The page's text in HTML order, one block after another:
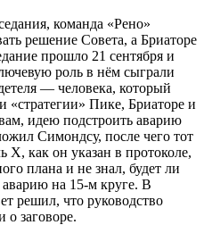
команда «Рено»
решение Совета, а Бриаторе
прошло 21 сентября и
роль в нём сыграли
— человека, который
«стратегии» Пике, Бриаторе и
идею подстроить аварию
Симондсу, после чего тот
Х, как он указан в протоколе,
плана и не знал, будет ли
аварию на 15-м круге. В
решил, что руководство
о заговоре.